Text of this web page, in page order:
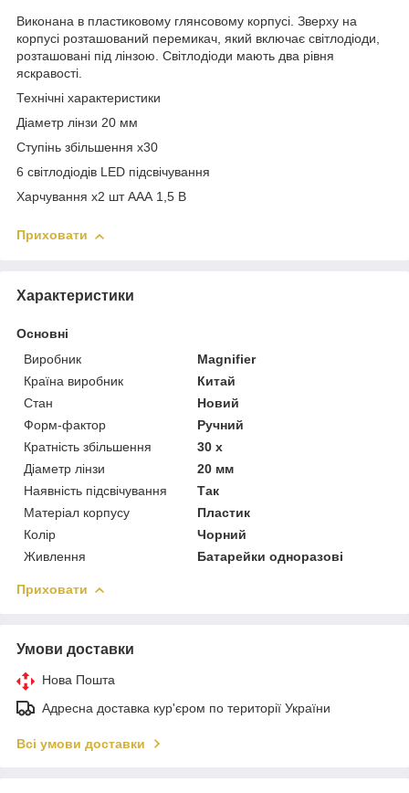
Виконана в пластиковому глянсовому корпусі. Зверху на
корпусі розташований перемикач, який включає світлодіоди,
розташовані під лінзою. Світлодіоди мають два рівня
яскравості.
Технічні характеристики
Діаметр лінзи 20 мм
Ступінь збільшення х30
6 світлодіодів LED підсвічування
Харчування х2 шт ААА 1,5 В
Приховати
Характеристики
Основні
Виробник
Magnifier
Країна виробник
Китай
Стан
Новий
Форм-фактор
Ручний
Кратність збільшення
30 х
Діаметр лінзи
20 мм
Наявність підсвічування
Так
Матеріал корпусу
Пластик
Колір
Чорний
Живлення
Батарейки одноразові
Приховати
Умови доставки
Нова Пошта
Адресна доставка кур'єром по території України
Всі умови доставки